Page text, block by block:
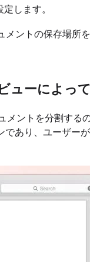
します。
ントの保存場所
ューによっ
ントを分割する
あり、ユーザーが